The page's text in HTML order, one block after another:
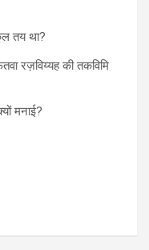
तय था?
रज़विय्यह की तकविमि
मनाई?